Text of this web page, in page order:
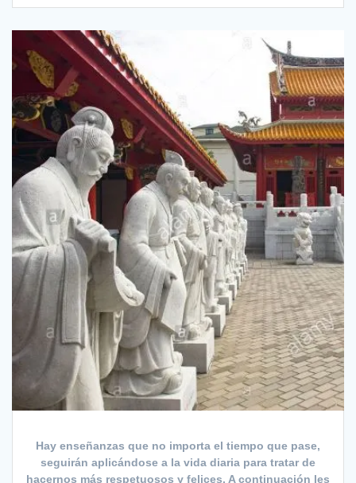
Hay enseñanzas que no importa el tiempo que pase,
seguirán aplicándose a la vida diaria para tratar de
hacernos más respetuosos y felices. A continuación les